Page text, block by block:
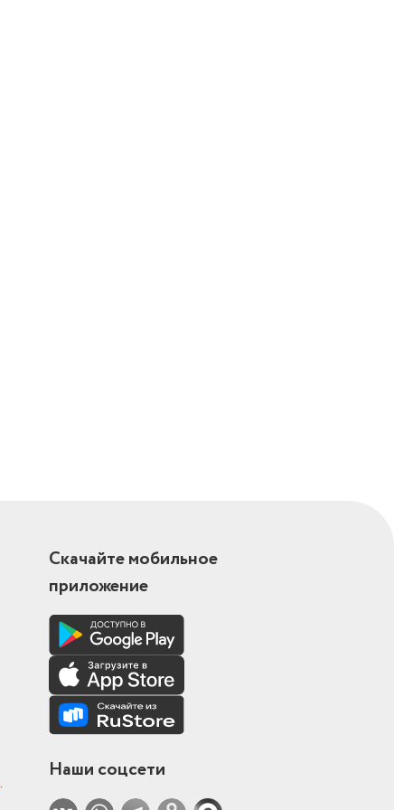
.
Скачайте мобильное
приложение
Наши соцсети